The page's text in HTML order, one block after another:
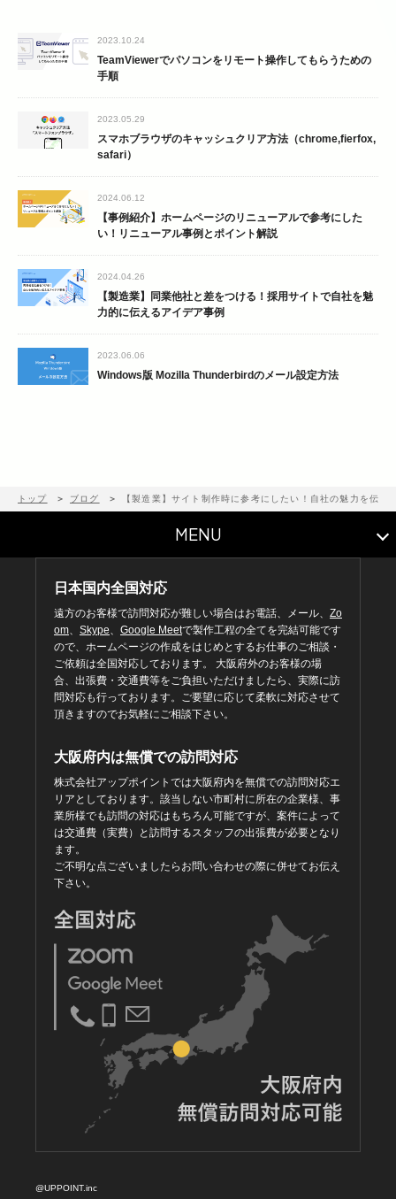
2023.10.24
TeamViewerでパソコンをリモート操作してもらうための
手順
2023.05.29
スマホブラウザのキャッシュクリア方法（chrome,fierfox,
safari）
2024.06.12
【事例紹介】ホームページのリニューアルで参考にした
い！リニューアル事例とポイント解説
2024.04.26
【製造業】同業他社と差をつける！採用サイトで自社を魅
力的に伝えるアイデア事例
2023.06.06
Windows版 Mozilla Thunderbirdのメール設定方法
トップ ブログ 【製造業】サイト制作時に参考にしたい！自社の魅力を伝え
MENU
日本国内全国対応
遠方のお客様で訪問対応が難しい場合はお電話、メール、 Zo
om、 Skype、 Google Meetで製作工程の全てを完結可能です
ので、ホームページの作成をはじめとするお仕事のご相談・
ご依頼は全国対応しております。 大阪府外のお客様の場
合、出張費・交通費等をご負担いただけましたら、実際に訪
問対応も行っております。ご要望に応じて柔軟に対応させて
頂きますのでお気軽にご相談下さい。
大阪府内は無償での訪問対応
株式会社アップポイントでは大阪府内を無償での訪問対応エ
リアとしております。該当しない市町村に所在の企業様、事
業所様でも訪問の対応はもちろん可能ですが、案件によって
は交通費（実費）と訪問するスタッフの出張費が必要となり
ます。
ご不明な点ございましたらお問い合わせの際に併せてお伝え
下さい。
@UPPOINT.inc